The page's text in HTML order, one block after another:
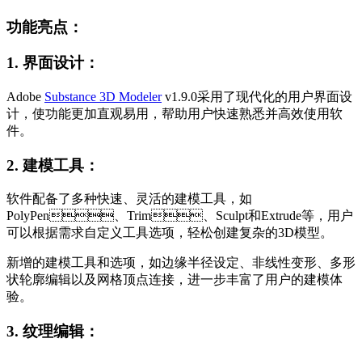
功能亮点：
1. 界面设计：
Adobe Substance 3D Modelerv1.9.0采用了现代化的用户界面设
计，使功能更加直观易用，帮助用户快速熟悉并高效使用软
件。
2. 建模工具：
软件配备了多种快速、灵活的建模工具，如
PolyPen、Trim、Sculpt和Extrude等，用户
可以根据需求自定义工具选项，轻松创建复杂的3D模型。
新增的建模工具和选项，如边缘半径设定、非线性变形、多形
状轮廓编辑以及网格顶点连接，进一步丰富了用户的建模体
验。
3. 纹理编辑：